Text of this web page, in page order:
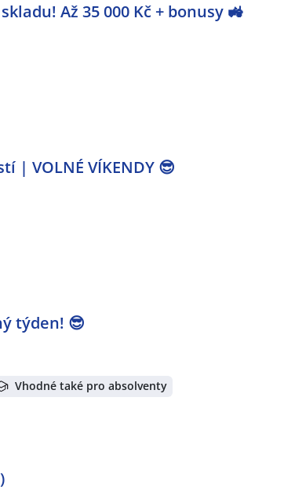
Až 35 000 Kč + bonusy 🚜
| VOLNÉ VÍKENDY 😎
týden! 😎
Vhodné také pro absolventy